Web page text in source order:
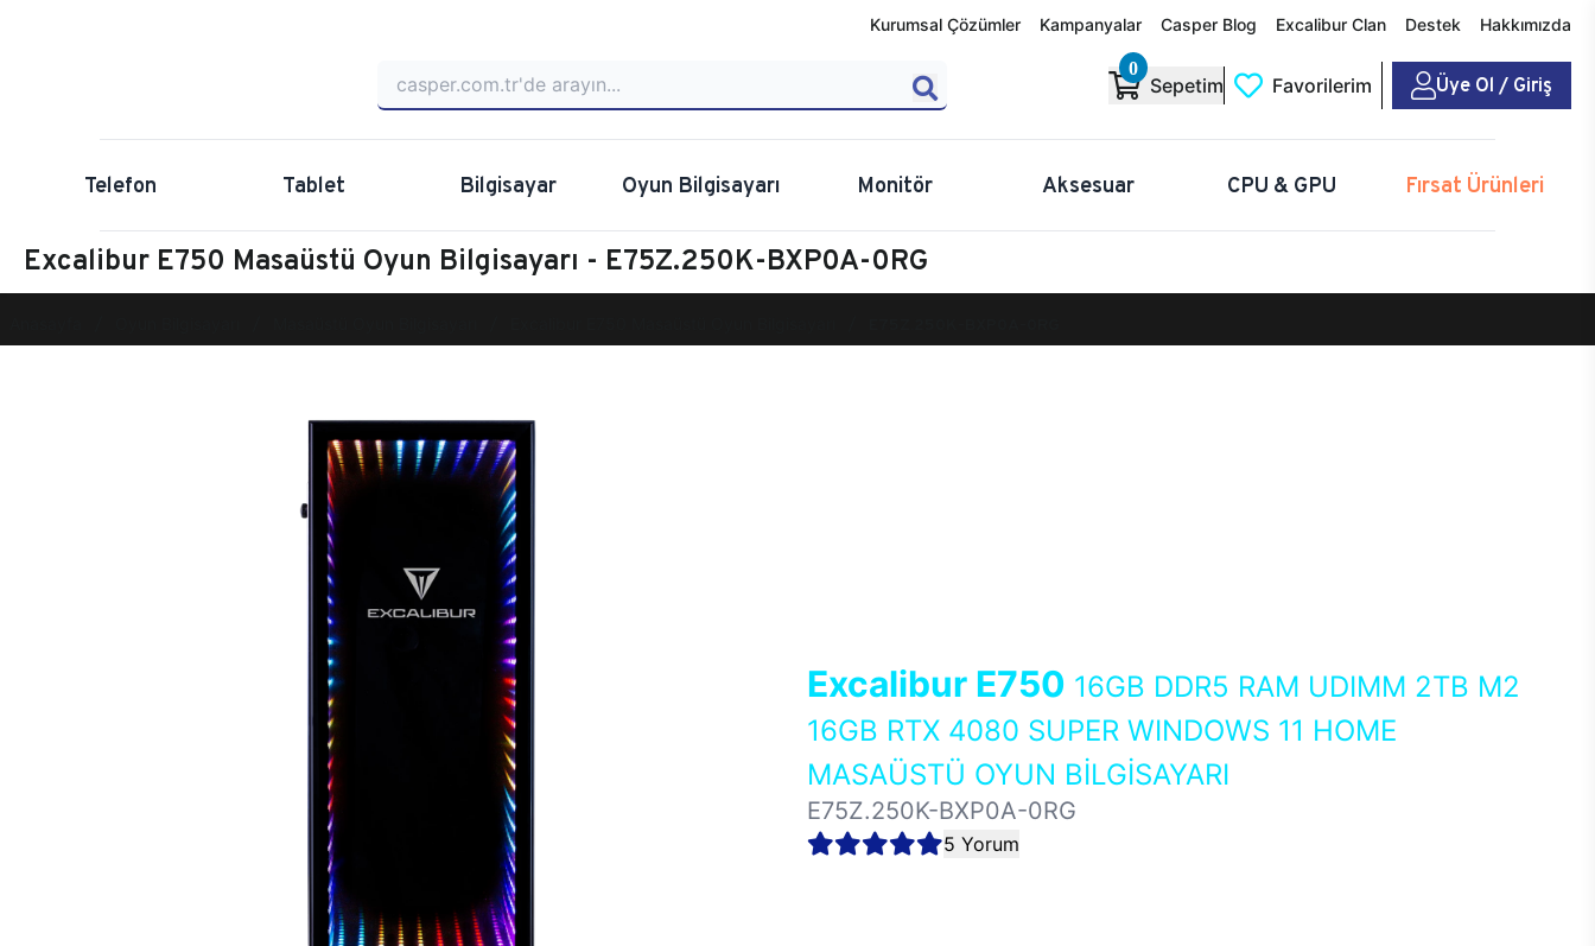
Kurumsal Çözümler Kampanyalar Casper Blog Excalibur Clan Destek Hakkımızda
0
Sepetim Favorilerim Üye Ol / Giriş
Telefon Tablet Bilgisayar Oyun Bilgisayarı Monitör Aksesuar CPU & GPU Fırsat Ürünleri
Excalibur E750 Masaüstü Oyun Bilgisayarı - E75Z.250K-BXP0A-0RG
Excalibur E750 16GB DDR5 RAM UDIMM 2TB M2
16GB RTX 4080 SUPER WINDOWS 11 HOME
MASAÜSTÜ OYUN BİLGİSAYARI
E75Z.250K-BXP0A-0RG
5 Yorum